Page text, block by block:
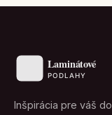
Inšpirácia pre váš